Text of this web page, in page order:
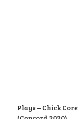
Plays – Chick